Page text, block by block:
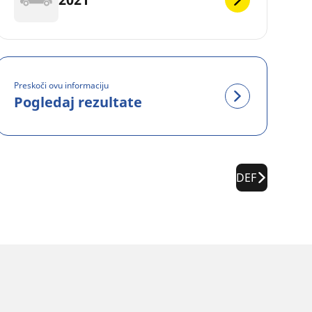
Preskoči ovu informaciju
Pogledaj rezultate
DEF